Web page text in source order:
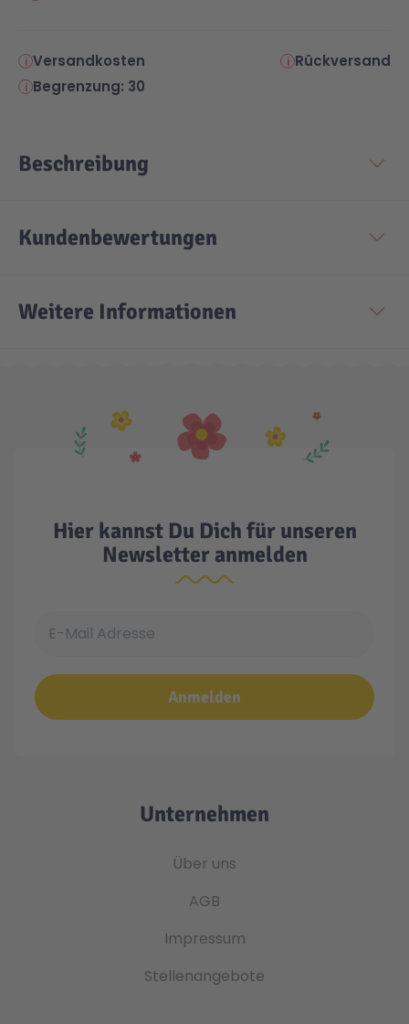
Versandkosten
Rückversand
Begrenzung: 30
Beschreibung
Kundenbewertungen
Weitere Informationen
Hier kannst Du Dich für unseren
Newsletter anmelden
Anmelden
Unternehmen
Über uns
AGB
Impressum
Stellenangebote